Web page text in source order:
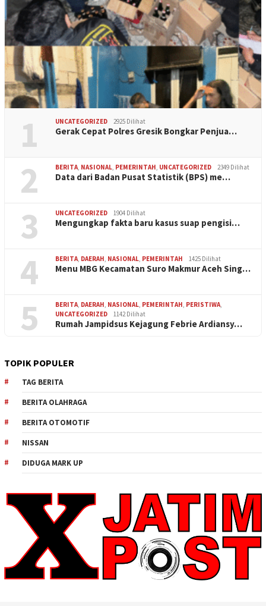
1 UNCATEGORIZED 2925 Dilihat
Gerak Cepat Polres Gresik Bongkar Penjua…
2 BERITA, NASIONAL, PEMERINTAH, UNCATEGORIZED 2349 Dilihat
Data dari Badan Pusat Statistik (BPS) me…
3 UNCATEGORIZED 1904 Dilihat
Mengungkap fakta baru kasus suap pengisi…
4 BERITA, DAERAH, NASIONAL, PEMERINTAH 1425 Dilihat
Menu MBG Kecamatan Suro Makmur Aceh Sing…
5 BERITA, DAERAH, NASIONAL, PEMERINTAH, PERISTIWA,
UNCATEGORIZED
1142 Dilihat
Rumah Jampidsus Kejagung Febrie Ardiansy…
TOPIK POPULER
TAG BERITA
BERITA OLAHRAGA
BERITA OTOMOTIF
NISSAN
DIDUGA MARK UP